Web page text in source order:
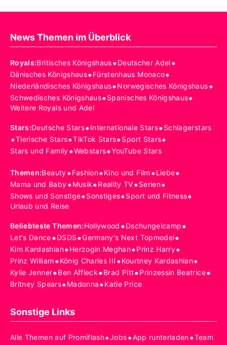
News Themen im Überblick
Royals:Britisches Königshaus•Deutscher Adel•
Dänisches Königshaus•Fürstenhaus Monaco•
Niederländisches Königshaus•Norwegisches Königshaus•
Schwedisches Königshaus•Spanisches Königshaus•
Weitere Royals und Adel
Stars:Deutsche Stars•Internationale Stars•Schlagerstars
•Tierische Stars•TikTok Stars•Sport Stars•
Stars und Family•Webstars•YouTube Stars
Themen:Beauty•Fashion•Kino und Film •Liebe•
Mama und Baby•Musik•Reality TV•Serien•
Shows und Sonstige•Sonstiges•Sport und Fitness•
Urlaub und Reise
Beliebteste Themen:Hollywood •Dschungelcamp•
Let's Dance•DSDS•Germany's Next Topmodel•
Kim Kardashian•Herzogin Meghan•Prinz Harry•
Prinz William •König Charles III •Kourtney Kardashian•
Kylie Jenner•Ben Affleck•Brad Pitt•Prinzessin Beatrice•
Britney Spears•Madonna•Katie Price
Sonstige Links
Alle Themen auf Promiflash•Jobs•App runterladen•Team